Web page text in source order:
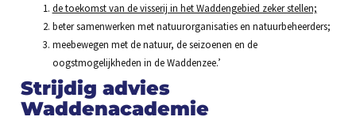
de toekomst van de visserij in het Waddengebied zeker stellen;
beter samenwerken met natuurorganisaties en natuurbeheerders;
meebewegen met de natuur, de seizoenen en de
oogstmogelijkheden in de Waddenzee.’
Strijdig advies
Waddenacademie